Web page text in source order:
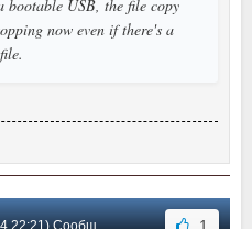
bootable USB, the file copy
now even if there's a
Сообщение #5